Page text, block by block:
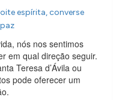
espírita, converse
nós nos sentimos
em qual direção seguir.
Teresa d’Ávila ou
pode oferecer um